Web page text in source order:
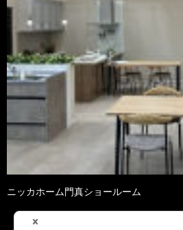
ニッカホーム門真ショールーム